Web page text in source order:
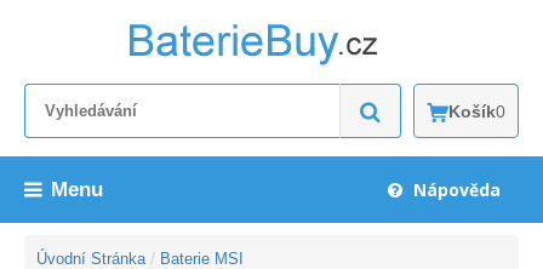
Košík0
Menu Nápověda
Úvodní Stránka Baterie MSI